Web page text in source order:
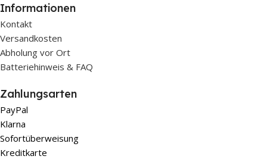
Informationen
Kontakt
Versandkosten
Abholung vor Ort
Batteriehinweis & FAQ
Zahlungsarten
PayPal
Klarna
Sofortüberweisung
Kreditkarte